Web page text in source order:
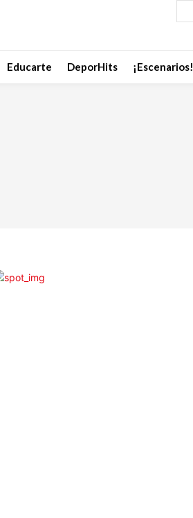
Educarte DeporHits ¡Escenarios!